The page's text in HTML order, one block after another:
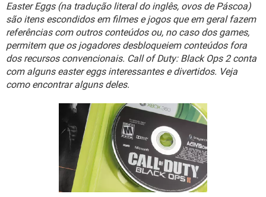
GUIA DE COMPRAS
INSTAGRAM GMAIL
GUIA DE COMPRAS
CELULAR FACEBOOK
OUTLOOK EXCEL
INSTAGRAM GMAIL
GUIA DE COMPRAS
JOGOS WHATSAPP
CELULAR FACEBOOK
OUTLOOK EXCEL
Easter Eggs (na tradução literal do inglês, ovos de Páscoa)
são itens escondidos em filmes e jogos que em geral fazem
referências com outros conteúdos ou, no caso dos games,
permitem que os jogadores desbloqueiem conteúdos fora
dos recursos convencionais. Call of Duty: Black Ops 2 conta
com alguns easter eggs interessantes e divertidos. Veja
como encontrar alguns deles.